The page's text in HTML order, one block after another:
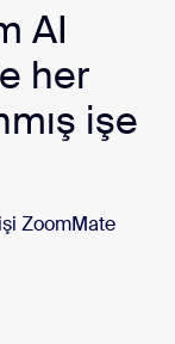
AI
her
işe
ZoomMate